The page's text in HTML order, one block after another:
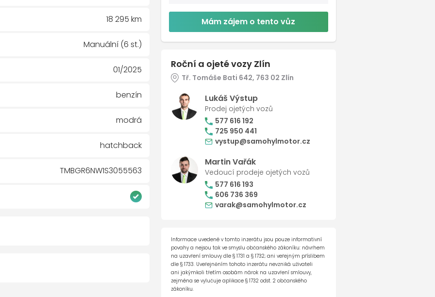
18 295 km
Manuální (6 st.)
01/2025
benzín
modrá
hatchback
TMBGR6NW1S3055563
na Alu disku
Mám zájem o tento vůz
Roční a ojeté vozy Zlín
Tř. Tomáše Bati 642, 763 02 Zlín
Lukáš Výstup
Prodej ojetých vozů
577 616 192
725 950 441
vystup@samohylmotor.cz
Martin Vařák
Vedoucí prodeje ojetých vozů
577 616 193
606 736 369
varak@samohylmotor.cz
Informace uvedené v tomto inzerátu jsou pouze informativní
povahy a nejsou tak ve smyslu občanského zákoníku: návrhem
na uzavření smlouvy dle § 1731 a § 1732; ani veřejným příslibem
dle § 1733. Uveřejněním tohoto inzerátu nevzniká uživateli
ani jakýmkoli třetím osobám nárok na uzavření smlouvy,
zejména se vylučuje aplikace § 1732 odst. 2 občanského
zákoníku.
Celá galerie vozu